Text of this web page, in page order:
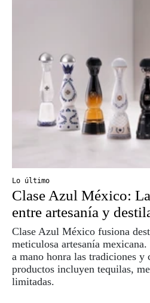
Lo último
Clase Azul México:
entre artesanía y
Clase Azul México fusiona
meticulosa artesanía
a mano honra las tradiciones y
productos incluyen tequilas,
limitadas.